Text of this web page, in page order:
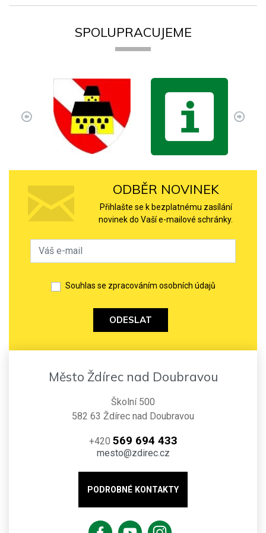
SPOLUPRACUJEME
ODBĚR NOVINEK
Přihlašte se k bezplatnému zasílání
novinek do Vaší e-mailové schránky.
Souhlas se zpracováním osobních údajů
ODESLAT
Město Ždírec nad Doubravou
Školní 500
582 63 Ždírec nad Doubravou
+420 569 694 433
mesto@zdirec.cz
PODROBNÉ KONTAKTY